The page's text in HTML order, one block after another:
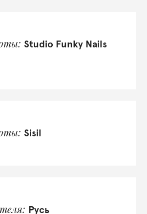
Studio Funky Nails
Sisil
Русь